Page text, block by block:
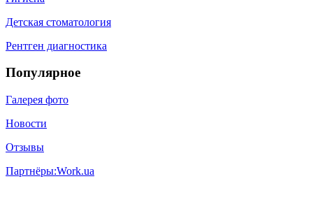
Детская стоматология
Рентген диагностика
Популярное
Галерея фото
Новости
Отзывы
Партнёры:Work.ua